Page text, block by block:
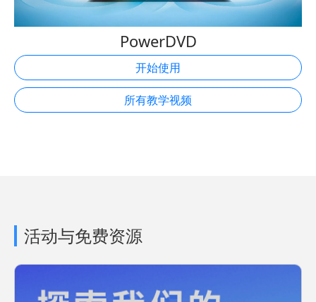
PowerDVD
开始使用
所有教学视频
活动与免费资源